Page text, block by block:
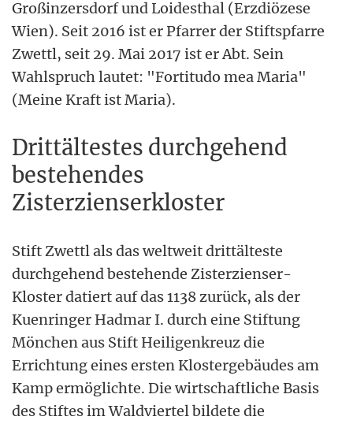
Großinzersdorf und Loidesthal (Erzdiözese
Wien). Seit 2016 ist er Pfarrer der Stiftspfarre
Zwettl, seit 29. Mai 2017 ist er Abt. Sein
Wahlspruch lautet: "Fortitudo mea Maria"
(Meine Kraft ist Maria).
Drittältestes durchgehend
bestehendes
Zisterzienserkloster
Stift Zwettl als das weltweit drittälteste
durchgehend bestehende Zisterzienser-
Kloster datiert auf das 1138 zurück, als der
Kuenringer Hadmar I. durch eine Stiftung
Mönchen aus Stift Heiligenkreuz die
Errichtung eines ersten Klostergebäudes am
Kamp ermöglichte. Die wirtschaftliche Basis
des Stiftes im Waldviertel bildete die